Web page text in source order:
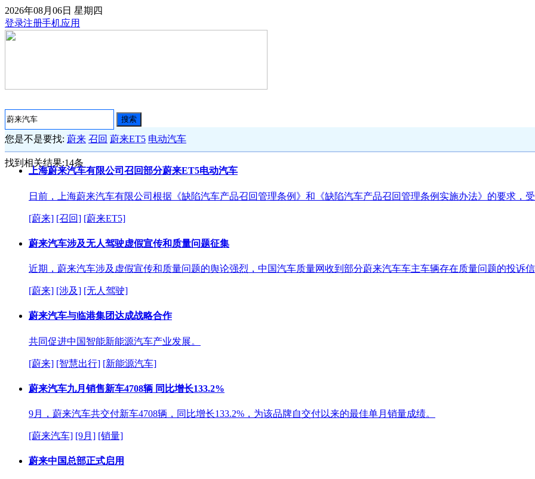
2026年08月06日 星期四
登录注册手机应用
搜索
您是不是要找: 蔚来 召回 蔚来ET5 电动汽车
找到相关结果:14条
上海蔚来汽车有限公司召回部分蔚来ET5电动汽车
日前，上海蔚来汽车有限公司根据《缺陷汽车产品召回管理条例》和《缺陷汽车产品召回管理条例实施办法》的要求，
[蔚来] [召回] [蔚来ET5]
蔚来汽车涉及无人驾驶虚假宣传和质量问题征集
近期，蔚来汽车涉及虚假宣传和质量问题的舆论强烈，中国汽车质量网收到部分蔚来汽车车主车辆存在质量问题的投诉
[蔚来] [涉及] [无人驾驶]
蔚来汽车与临港集团达成战略合作
共同促进中国智能新能源汽车产业发展。
[蔚来] [智慧出行] [新能源汽车]
蔚来汽车九月销售新车4708辆 同比增长133.2%
9月，蔚来汽车共交付新车4708辆，同比增长133.2%，为该品牌自交付以来的最佳单月销量成绩。
[蔚来汽车] [9月] [销量]
蔚来中国总部正式启用